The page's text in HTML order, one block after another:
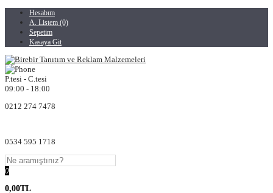
Hesabım
A. Listem (0)
Sepetim
Kasaya Git
P.tesi - C.tesi
09:00 - 18:00
0212 274 7478
0534 595 1718
0
0,00TL